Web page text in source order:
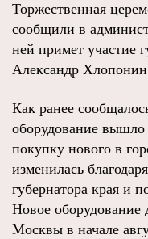
Торжественная
сообщили в
ней примет участие
Александр
Как ранее
оборудование вышло
покупку нового в
изменилась
губернатора края и
Новое оборудование
Москвы в начале